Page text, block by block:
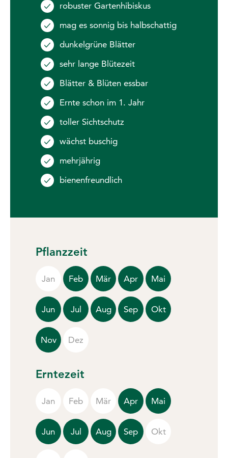
robuster Gartenhibiskus
mag es sonnig bis halbschattig
dunkelgrüne Blätter
sehr lange Blütezeit
Blätter & Blüten essbar
Ernte schon im 1. Jahr
toller Sichtschutz
wächst buschig
mehrjährig
bienenfreundlich
Pflanzzeit
Jan Feb Mär Apr Mai
Jun Jul Aug Sep Okt
Nov Dez
Erntezeit
Jan Feb Mär Apr Mai
Jun Jul Aug Sep Okt